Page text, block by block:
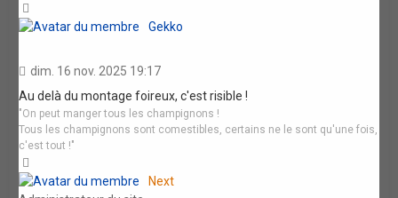
Gekko
dim. 16 nov. 2025 19:17
Au delà du montage foireux, c'est risible !
"On peut manger tous les champignons !
Tous les champignons sont comestibles, certains ne le sont qu'une fois,
c'est tout !"
Next